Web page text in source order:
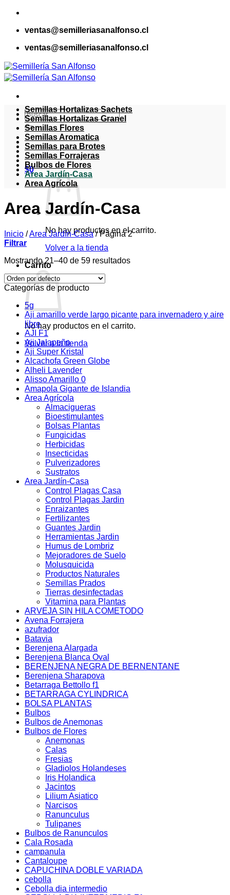
Saltar
contenidoventas@semilleriasanalfonso.cl
ventas@semilleriasanalfonso.cl
Buscar
por:
$0
No hay productos en el carrito.
Volver a la tienda
Carrito
No hay productos en el carrito.
Volver a la tienda
Semillas Hortalizas Sachets
Semillas Hortalizas Granel
Semillas Flores
Semillas Aromatica
Semillas para Brotes
Semillas Forrajeras
Bulbos de Flores
Area Jardín-Casa
Area Agrícola
Area Jardín-Casa
Inicio /Area Jardín-Casa /Página 2
Filtrar
Mostrando 21–40 de 59 resultados
Categorías de producto
5g
Aji amarillo verde largo picante para invernadero y aire
libre
AJI F1
Aji Jalapeño
Aji Super Kristal
Alcachofa Green Globe
Alheli Lavender
Alisso Amarillo 0
Amapola Gigante de Islandia
Area Agrícola
Almacigueras
Bioestimulantes
Bolsas Plantas
Fungicidas
Herbicidas
Insecticidas
Pulverizadores
Sustratos
Area Jardín-Casa
Control Plagas Casa
Control Plagas Jardin
Enraizantes
Fertilizantes
Guantes Jardin
Herramientas Jardin
Humus de Lombriz
Mejoradores de Suelo
Molusquicida
Productos Naturales
Semillas Prados
Tierras desinfectadas
Vitamina para Plantas
ARVEJA SIN HILA COMETODO
Avena Forrajera
azufrador
Batavia
Berenjena Alargada
Berenjena Blanca Oval
BERENJENA NEGRA DE BERNENTANE
Berenjena Sharapova
Betarraga Bettollo f1
BETARRAGA CYLINDRICA
BOLSA PLANTAS
Bulbos
Bulbos de Anemonas
Bulbos de Flores
Anemonas
Calas
Fresias
Gladiolos Holandeses
Iris Holandica
Jacintos
Lilium Asiatico
Narcisos
Ranunculus
Tulipanes
Bulbos de Ranunculos
Cala Rosada
campanula
Cantaloupe
CAPUCHINA DOBLE VARIADA
cebolla
Cebolla dia intermedio